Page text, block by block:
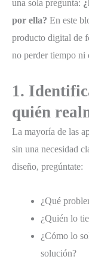
una sola pregunta:
por ella? En este
producto digital de
no perder tiempo ni
1.
quién
La mayoría de las
sin una necesidad
diseño, pregúntate:
¿Qué
¿Quién lo
¿Cómo lo
solución?